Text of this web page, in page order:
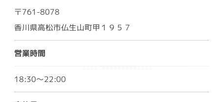
〒761-8078
香川県高松市仏生山町甲１９５７
営業時間
18:30～22:00
ご予約はこちら